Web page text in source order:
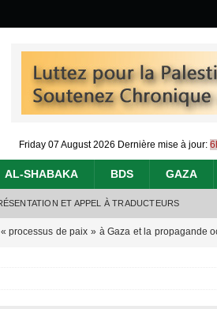
Friday 07 August 2026 Dernière mise à jour:
AL-SHABAKA BDS GAZA
ET APPEL À TRADUCTEURS
processus de paix » à Gaza et la propagande
de Gaza au-delà des chiffres